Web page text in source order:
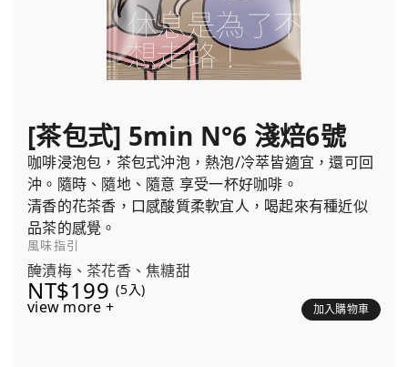
[茶包式] 5min N°6 淺焙6號
咖啡浸泡包，茶包式沖泡，熱泡/冷萃皆適宜，還可回
沖。隨時、隨地、隨意 享受一杯好咖啡。
清香的花茶香，口感酸質柔軟宜人，喝起來有種近似
品茶的感覺。
風味指引
醃漬梅、茶花香、焦糖甜
NT$199 (5入)
view more + 加入購物車